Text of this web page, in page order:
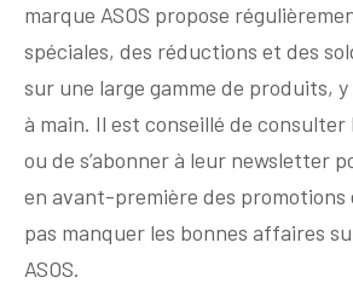
marque ASOS propose
spéciales, des réductions et des
sur une large gamme de produits,
à main. Il est conseillé de consulter
ou de s’abonner à leur newsletter
en avant-première des promotions
pas manquer les bonnes affaires
ASOS.